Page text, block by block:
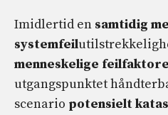
Imidlertid en samtidig
systemfeil
menneskelige
utgangspunktet
scenario potensielt